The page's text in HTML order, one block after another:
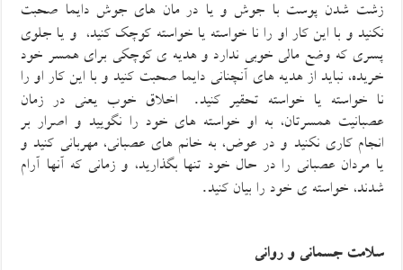
زشت شدن پوست با جوش و یا در مان های جوش دایما صحبت
نکنید و با این کار او را نا خواسته یا خواسته کوچک کنید، و یا جلوی
پسری که وضع مالی خوبی ندارد و هدیه ی کوچکی برای همسر خود
خریده، نباید از هدیه های آنچنانی دایما صحبت کنید و با این کار او را
نا خواسته یا خواسته تحقیر کنید.
اخلاق خوب یعنی در زمان
عصبانیت همسرتان، به او خواسته های خود را نگویید و اصرار بر
انجام کاری نکنید و در عوض، به خانم های عصبانی،مهربانی کنید و
یا مردان عصبانی رادر حال خود تنها بگذارید، و زمانی که آنها آرام
شدند، خواسته ی خود را بیان کنید.
سلامت جسمانی و روانی